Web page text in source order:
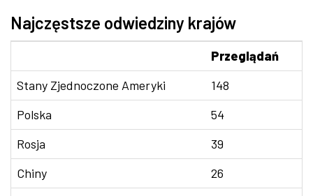
Najczęstsze odwiedziny krajów
Przeglądań
Stany Zjednoczone Ameryki
148
Polska
54
Rosja
39
Chiny
26